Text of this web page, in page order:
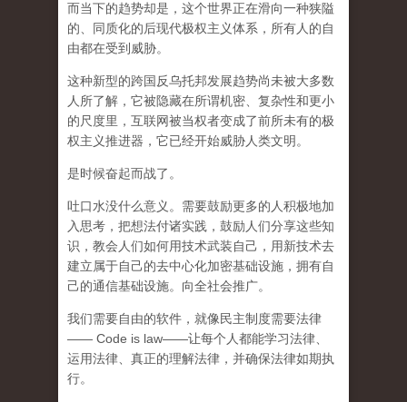
而当下的趋势却是，这个世界正在滑向一种狭隘
的、同质化的后现代极权主义体系，所有人的自
由都在受到威胁。
这种新型的跨国反乌托邦发展趋势尚未被大多数
人所了解，它被隐藏在所谓机密、复杂性和更小
的尺度里，互联网被当权者变成了前所未有的极
权主义推进器，它已经开始威胁人类文明。
是时候奋起而战了。
吐口水没什么意义。需要鼓励更多的人积极地加
入思考，把想法付诸实践，鼓励人们分享这些知
识，教会人们如何用技术武装自己，用新技术去
建立属于自己的去中心化加密基础设施，拥有自
己的通信基础设施。向全社会推广。
我们需要自由的软件，就像民主制度需要法律
—— Code is law——让每个人都能学习法律、
运用法律、真正的理解法律，并确保法律如期执
行。